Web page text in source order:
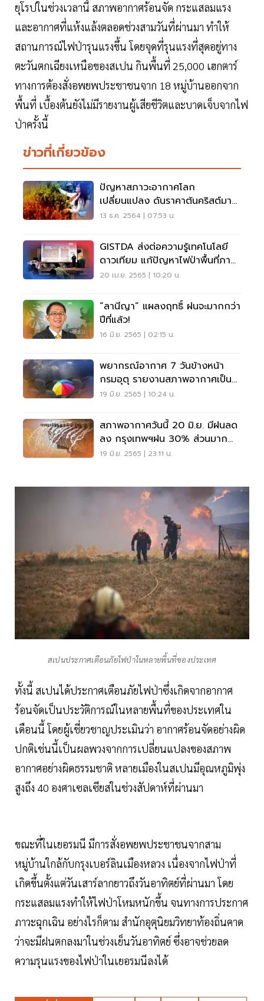
ยุโรปในช่วงเวลานี้ สภาพอากาศร้อนจัด กระแสลมแรง
และอากาศที่แห้งแล้งตลอดช่วงสามวันที่ผ่านมา ทำให้
สถานการณ์ไฟป่ารุนแรงขึ้น โดยจุดที่รุนแรงที่สุดอยู่ทาง
ตะวันตกเฉียงเหนือของสเปน กินพื้นที่ 25,000 เฮกตาร์
ทางการต้องสั่งอพยพประชาชนจาก 18 หมู่บ้านออกจาก
พื้นที่ เบื้องต้นยังไม่มีรายงานผู้เสียชีวิตและบาดเจ็บจากไฟ
ป่าครั้งนี้
ข่าวที่เกี่ยวข้อง
ปัญหาสภาวะอากาศโลก
เปลี่ยนแปลง ดันราคาต้นคริสต์มาส
พุ่ง 10-15%
13 ธ.ค. 2564 | 07:53 น.
GISTDA ส่งต่อความรู้เทคโนโลยี
ดาวเทียม แก้ปัญหาไฟป่าพื้นที่ภาค
เหนือ
20 เม.ย. 2565 | 10:20 น.
“ลานีญา” แผลงฤทธิ์ ฝนจะมากกว่า
ปีที่แล้ว!
16 มิ.ย. 2565 | 02:15 น.
พยากรณ์อากาศ 7 วันข้างหน้า
กรมอุตุ รายงานสภาพอากาศเป็น
อย่างไรเช็คเลย
19 มิ.ย. 2565 | 10:24 น.
สภาพอากาศวันนี้ 20 มิ.ย. มีฝนลด
ลง กรุงเทพฯฝน 30% ส่วนมาก
บ่ายถึงค่ำ
19 มิ.ย. 2565 | 23:11 น.
สเปนประกาศเตือนภัยไฟป่าในหลายพื้นที่ของประเทศ
ทั้งนี้ สเปนได้ประกาศเตือนภัยไฟป่าซึ่งเกิดจากอากาศ
ร้อนจัดเป็นประวัติการณ์ในหลายพื้นที่ของประเทศใน
เดือนนี้ โดยผู้เชี่ยวชาญประเมินว่า อากาศร้อนจัดอย่างผิด
ปกติเช่นนี้เป็นผลพวงจากการเปลี่ยนแปลงของสภาพ
อากาศอย่างผิดธรรมชาติ หลายเมืองในสเปนมีอุณหภูมิพุ่ง
สูงถึง 40 องศาเซลเซียสในช่วงสัปดาห์ที่ผ่านมา
ขณะที่ในเยอรมนี มีการสั่งอพยพประชาชนจากสาม
หมู่บ้านใกล้กับกรุงเบอร์ลินเมืองหลวง เนื่องจากไฟป่าที่
เกิดขึ้นตั้งแต่วันเสาร์ลากยาวถึงวันอาทิตย์ที่ผ่านมา โดย
กระแสลมแรงทำให้ไฟป่าโหมหนักขึ้น จนทางการประกาศ
ภาวะฉุกเฉิน อย่างไรก็ตาม สำนักอุตุนิยมวิทยาท้องถิ่นคาด
ว่าจะมีฝนตกลงมาในช่วงเย็นวันอาทิตย์ ซึ่งอาจช่วยลด
ความรุนแรงของไฟป่าในเยอรมนีลงได้